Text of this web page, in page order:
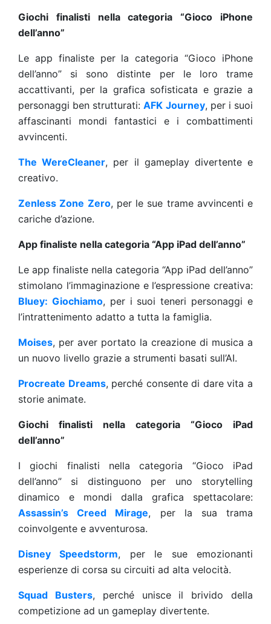
Giochi finalisti nella categoria “Gioco iPhone
dell’anno”
Le app finaliste per la categoria “Gioco iPhone
dell’anno” si sono distinte per le loro trame
accattivanti, per la grafica sofisticata e grazie a
personaggi ben strutturati:AFK Journey, per i suoi
affascinanti mondi fantastici e i combattimenti
avvincenti.
The WereCleaner, per il gameplay divertente e
creativo.
Zenless Zone Zero, per le sue trame avvincenti e
cariche d’azione.
App finaliste nella categoria “App iPad dell’anno”
Le app finaliste nella categoria “App iPad dell’anno”
stimolano l’immaginazione e l’espressione creativa:
Bluey: Giochiamo, per i suoi teneri personaggi e
l’intrattenimento adatto a tutta la famiglia.
Moises, per aver portato la creazione di musica a
un nuovo livello grazie a strumenti basati sull’AI.
Procreate Dreams, perché consente di dare vita a
storie animate.
Giochi finalisti nella categoria “Gioco iPad
dell’anno”
I giochi finalisti nella categoria “Gioco iPad
dell’anno” si distinguono per uno storytelling
dinamico e mondi dalla grafica spettacolare:
Assassin’s Creed Mirage, per la sua trama
coinvolgente e avventurosa.
Disney Speedstorm, per le sue emozionanti
esperienze di corsa su circuiti ad alta velocità.
Squad Busters, perché unisce il brivido della
competizione ad un gameplay divertente.